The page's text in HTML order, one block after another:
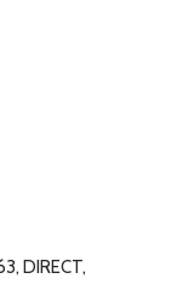
DIRECT,